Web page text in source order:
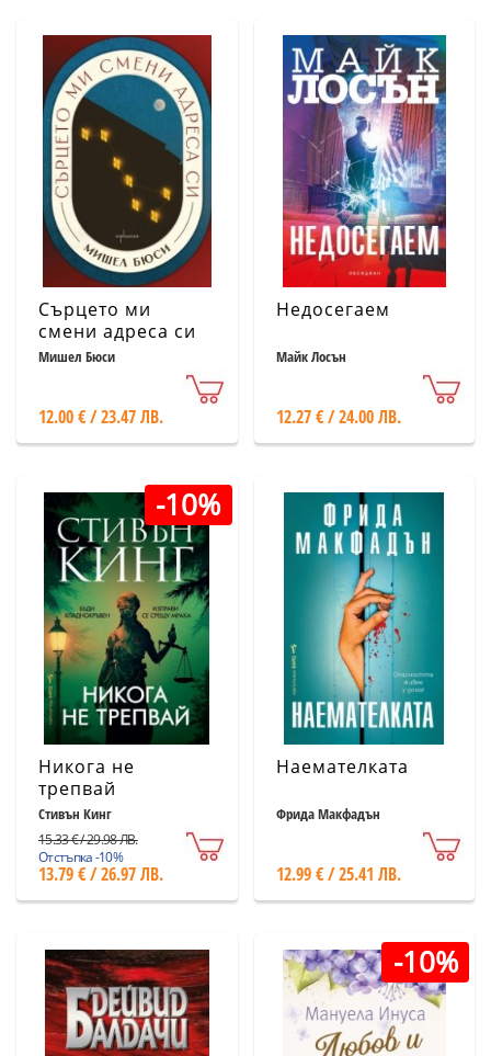
Сърцето ми
смени адреса си
Мишел Бюси
12.00 € / 23.47 ЛВ.
Недосегаем
Майк Лосън
12.27 € / 24.00 ЛВ.
-10%
Никога не
трепвай
Стивън Кинг
15.33 € / 29.98 ЛВ.
Отстъпка -10%
13.79 € / 26.97 ЛВ.
Наемателката
Фрида Макфадън
12.99 € / 25.41 ЛВ.
-10%